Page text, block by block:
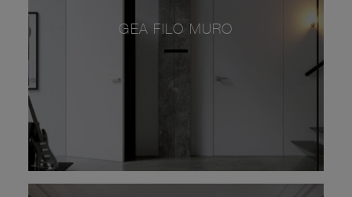
GEA FILO MURO